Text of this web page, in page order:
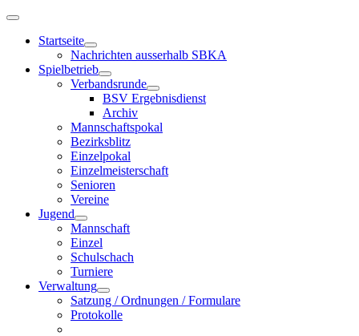
Startseite
Nachrichten ausserhalb SBKA
Spielbetrieb
Verbandsrunde
BSV Ergebnisdienst
Archiv
Mannschaftspokal
Bezirksblitz
Einzelpokal
Einzelmeisterschaft
Senioren
Vereine
Jugend
Mannschaft
Einzel
Schulschach
Turniere
Verwaltung
Satzung / Ordnungen / Formulare
Protokolle